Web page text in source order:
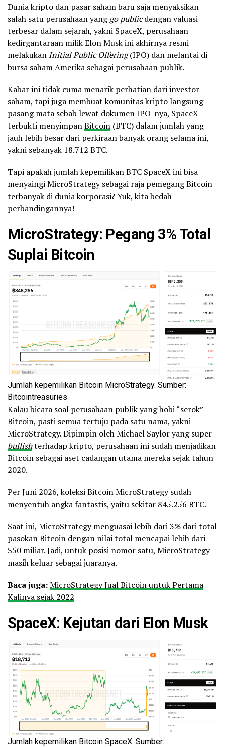
Dunia kripto dan pasar saham baru saja menyaksikan
salah satu perusahaan yanggo publicdengan valuasi
terbesar dalam sejarah, yakni SpaceX, perusahaan
kedirgantaraan milik Elon Musk ini akhirnya resmi
melakukan Initial Public Offering(IPO) dan melantai di
bursa saham Amerika sebagai perusahaan publik.
Kabar ini tidak cuma menarik perhatian dari investor
saham, tapi juga membuat komunitas kripto langsung
pasang mata sebab lewat dokumen IPO-nya, SpaceX
terbukti menyimpanBitcoin (BTC) dalam jumlah yang
jauh lebih besar dari perkiraan banyak orang selama ini,
yakni sebanyak 18.712 BTC.
Tapi apakah jumlah kepemilikan BTC SpaceX ini bisa
menyaingi MicroStrategy sebagai raja pemegang Bitcoin
terbanyak di dunia korporasi? Yuk, kita bedah
perbandingannya!
MicroStrategy: Pegang 3% Total
Suplai Bitcoin
Jumlah kepemilikan Bitcoin MicroStrategy. Sumber:
Bitcointreasuries
Kalau bicara soal perusahaan publik yang hobi “serok”
Bitcoin, pasti semua tertuju pada satu nama, yakni
MicroStrategy. Dipimpin oleh Michael Saylor yang super
bullishterhadap kripto, perusahaan ini sudah menjadikan
Bitcoin sebagai aset cadangan utama mereka sejak tahun
2020.
Per Juni 2026, koleksi Bitcoin MicroStrategy sudah
menyentuh angka fantastis, yaitu sekitar 845.256 BTC.
Saat ini, MicroStrategy menguasai lebih dari 3% dari total
pasokan Bitcoin dengan nilai total mencapai lebih dari
$50 miliar. Jadi, untuk posisi nomor satu, MicroStrategy
masih keluar sebagai juaranya.
Baca juga:MicroStrategy Jual Bitcoin untuk Pertama
Kalinya sejak 2022
SpaceX: Kejutan dari Elon Musk
Jumlah kepemilikan Bitcoin SpaceX. Sumber: